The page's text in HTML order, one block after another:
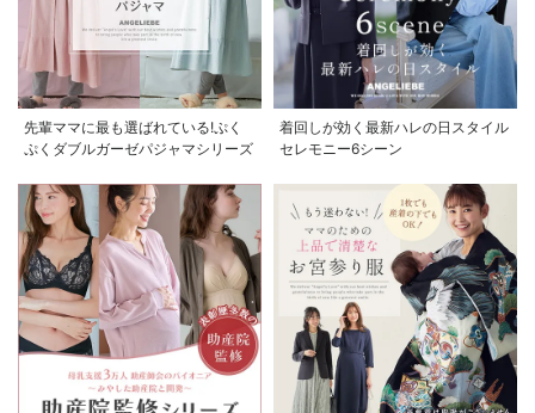
先輩ママに最も選ばれている!ぷく
ぷくダブルガーゼパジャマシリーズ
着回しが効く最新ハレの日スタイル
セレモニー6シーン